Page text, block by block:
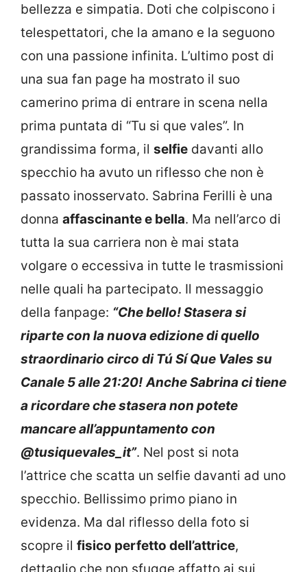
bellezza e simpatia. Doti che colpiscono i
telespettatori, che la amano e la seguono
con una passione infinita. L’ultimo post di
una sua fan page ha mostrato il suo
camerino prima di entrare in scena nella
prima puntata di “Tu si que vales”. In
grandissima forma, il selfie davanti allo
specchio ha avuto un riflesso che non è
passato inosservato. Sabrina Ferilli è una
donna affascinante e bella. Ma nell’arco di
tutta la sua carriera non è mai stata
volgare o eccessiva in tutte le trasmissioni
nelle quali ha partecipato. Il messaggio
della fanpage: “Che bello! Stasera si
riparte con la nuova edizione di quello
straordinario circo di Tú Sí Que Vales su
Canale 5 alle 21:20! Anche Sabrina ci tiene
a ricordare che stasera non potete
mancare all’appuntamento con
@tusiquevales_it”. Nel post si nota
l’attrice che scatta un selfie davanti ad uno
specchio. Bellissimo primo piano in
evidenza. Ma dal riflesso della foto si
scopre il fisico perfetto dell’attrice,
dettaglio che non sfugge affatto ai sui